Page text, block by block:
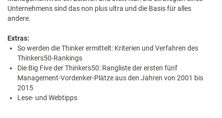
Unternehmens sind das non plus ultra und die Basis für alles
andere.
Extras:
So werden die Thinker ermittelt: Kriterien und Verfahren des
Thinkers50-Rankings
Die Big Five der Thinkers50: Rangliste der ersten fünf
Management-Vordenker-Plätze aus den Jahren von 2001 bis
2015
Lese- und Webtipps